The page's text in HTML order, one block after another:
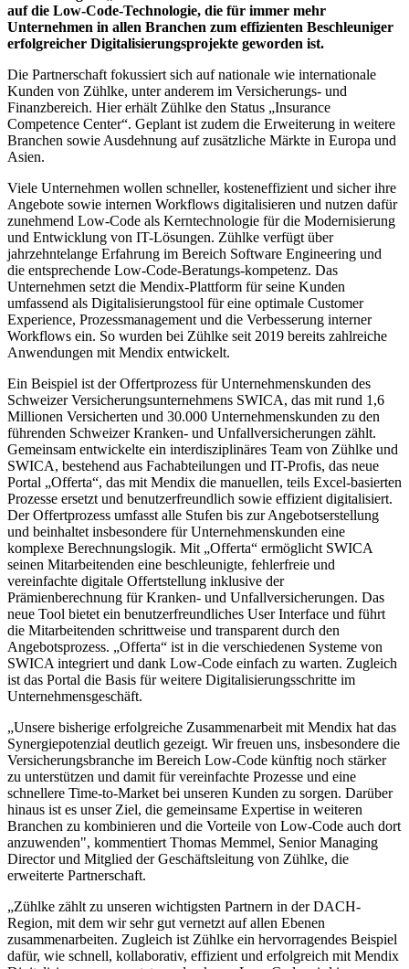
auf die Low-Code-Technologie, die für immer mehr
Unternehmen in allen Branchen zum effizienten Beschleuniger
erfolgreicher Digitalisierungsprojekte geworden ist.
Die Partnerschaft fokussiert sich auf nationale wie internationale
Kunden von Zühlke, unter anderem im Versicherungs- und
Finanzbereich. Hier erhält Zühlke den Status „Insurance
Competence Center“. Geplant ist zudem die Erweiterung in weitere
Branchen sowie Ausdehnung auf zusätzliche Märkte in Europa und
Asien.
Viele Unternehmen wollen schneller, kosteneffizient und sicher ihre
Angebote sowie internen Workflows digitalisieren und nutzen dafür
zunehmend Low-Code als Kerntechnologie für die Modernisierung
und Entwicklung von IT-Lösungen. Zühlke verfügt über
jahrzehntelange Erfahrung im Bereich Software Engineering und
die entsprechende Low-Code-Beratungs-kompetenz. Das
Unternehmen setzt die Mendix-Plattform für seine Kunden
umfassend als Digitalisierungstool für eine optimale Customer
Experience, Prozessmanagement und die Verbesserung interner
Workflows ein. So wurden bei Zühlke seit 2019 bereits zahlreiche
Anwendungen mit Mendix entwickelt.
Ein Beispiel ist der Offertprozess für Unternehmenskunden des
Schweizer Versicherungsunternehmens SWICA, das mit rund 1,6
Millionen Versicherten und 30.000 Unternehmenskunden zu den
führenden Schweizer Kranken- und Unfallversicherungen zählt.
Gemeinsam entwickelte ein interdisziplinäres Team von Zühlke und
SWICA, bestehend aus Fachabteilungen und IT-Profis, das neue
Portal „Offerta“, das mit Mendix die manuellen, teils Excel-basierten
Prozesse ersetzt und benutzerfreundlich sowie effizient digitalisiert.
Der Offertprozess umfasst alle Stufen bis zur Angebotserstellung
und beinhaltet insbesondere für Unternehmenskunden eine
komplexe Berechnungslogik. Mit „Offerta“ ermöglicht SWICA
seinen Mitarbeitenden eine beschleunigte, fehlerfreie und
vereinfachte digitale Offertstellung inklusive der
Prämienberechnung für Kranken- und Unfallversicherungen. Das
neue Tool bietet ein benutzerfreundliches User Interface und führt
die Mitarbeitenden schrittweise und transparent durch den
Angebotsprozess. „Offerta“ ist in die verschiedenen Systeme von
SWICA integriert und dank Low-Code einfach zu warten. Zugleich
ist das Portal die Basis für weitere Digitalisierungsschritte im
Unternehmensgeschäft.
„Unsere bisherige erfolgreiche Zusammenarbeit mit Mendix hat das
Synergiepotenzial deutlich gezeigt. Wir freuen uns, insbesondere die
Versicherungsbranche im Bereich Low-Code künftig noch stärker
zu unterstützen und damit für vereinfachte Prozesse und eine
schnellere Time-to-Market bei unseren Kunden zu sorgen. Darüber
hinaus ist es unser Ziel, die gemeinsame Expertise in weiteren
Branchen zu kombinieren und die Vorteile von Low-Code auch dort
anzuwenden", kommentiert Thomas Memmel, Senior Managing
Director und Mitglied der Geschäftsleitung von Zühlke, die
erweiterte Partnerschaft.
„Zühlke zählt zu unseren wichtigsten Partnern in der DACH-
Region, mit dem wir sehr gut vernetzt auf allen Ebenen
zusammenarbeiten. Zugleich ist Zühlke ein hervorragendes Beispiel
dafür, wie schnell, kollaborativ, effizient und erfolgreich mit Mendix